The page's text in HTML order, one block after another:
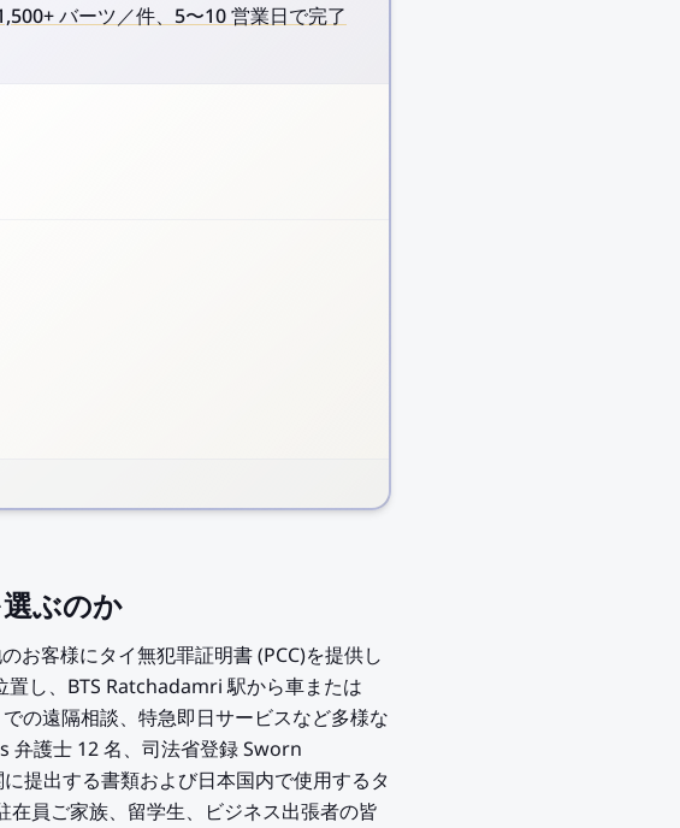
バーツ／件、5〜10 営業日で完了
ぶのか
お客様にタイ無犯罪証明書 (PCC)を提供し
し、BTS Ratchadamri 駅から車または
の遠隔相談、特急即日サービスなど多様な
弁護士 12 名、司法省登録 Sworn
提出する書類および日本国内で使用するタ
員ご家族、留学生、ビジネス出張者の皆